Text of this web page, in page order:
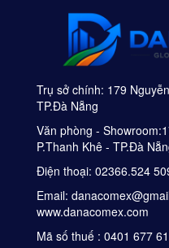
Trụ sở chính: 179
TP.Đà Nẵng
Văn phòng -
P.Thanh Khê - TP.Đà
Điện thoại: 02366.524
Email:
www.danacomex.com
Mã số thuế : 0401 677